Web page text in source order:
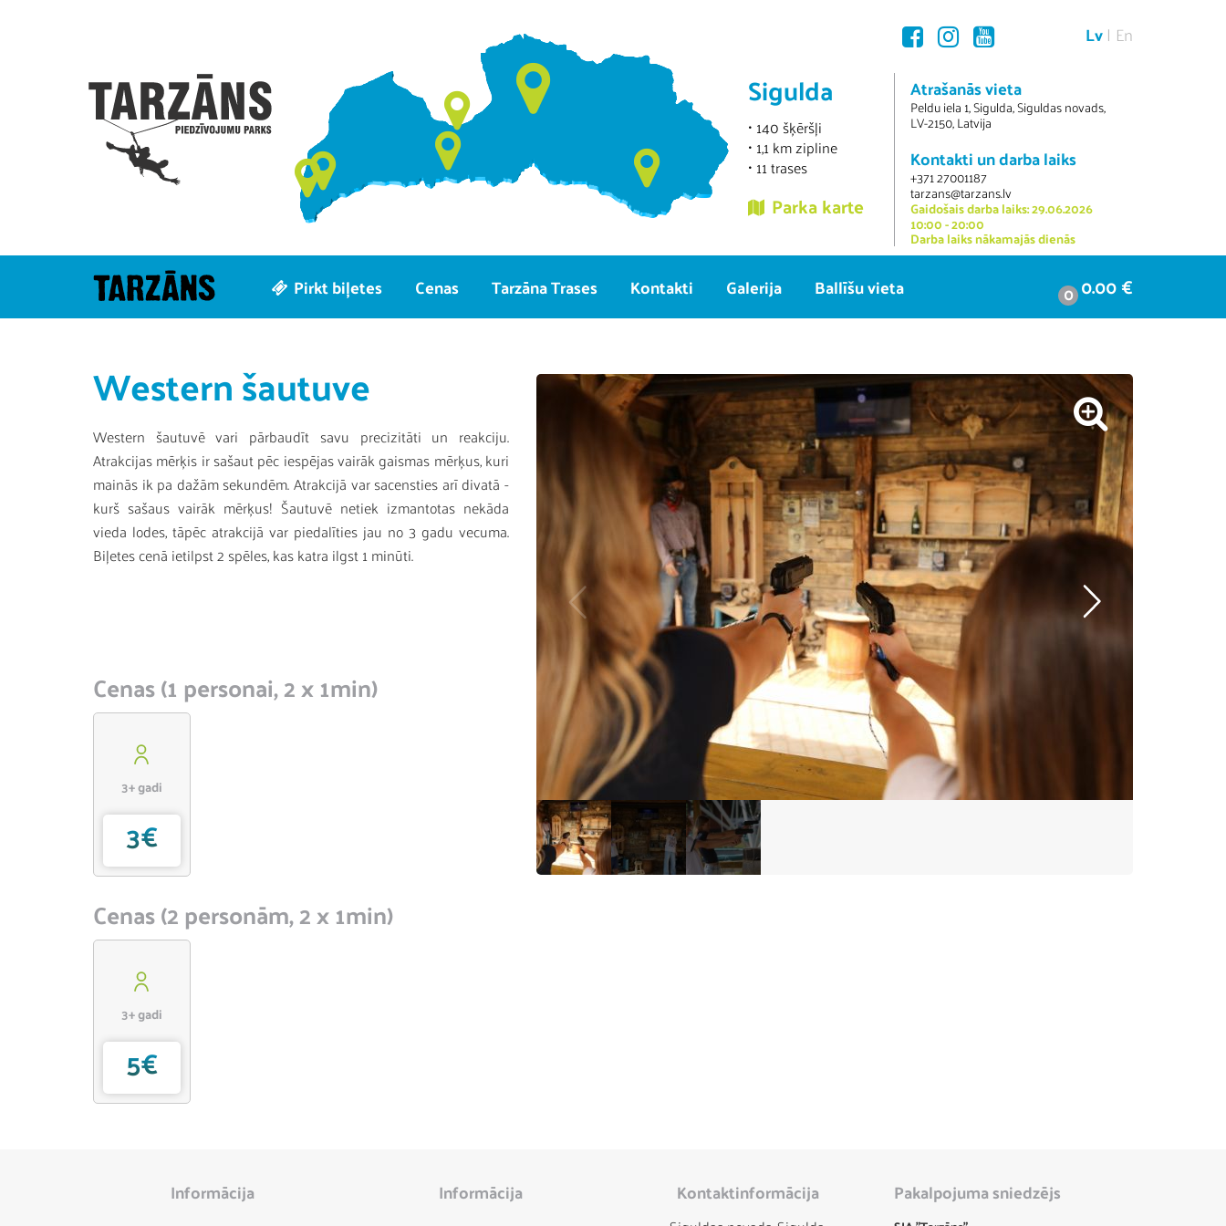
Lv En
Sigulda
140 šķēršļi
1,1 km zipline
11 trases
Parka karte
Atrašanās vieta
Peldu iela 1, Sigulda, Siguldas novads,
LV-2150, Latvija
Kontakti un darba laiks
+371 27001187
tarzans@tarzans.lv
Gaidošais darba laiks: 29.06.2026
10:00 - 20:00
Darba laiks nākamajās dienās
Pirkt biļetes Cenas Tarzāna Trases Kontakti Galerija Ballīšu vieta 0 0.00 €
Western šautuve
Western šautuvē vari pārbaudīt savu precizitāti un reakciju.
Atrakcijas mērķis ir sašaut pēc iespējas vairāk gaismas mērķus, kuri
mainās ik pa dažām sekundēm. Atrakcijā var sacensties arī divatā -
kurš sašaus vairāk mērķus! Šautuvē netiek izmantotas nekāda
vieda lodes, tāpēc atrakcijā var piedalīties jau no 3 gadu vecuma.
Biļetes cenā ietilpst 2 spēles, kas katra ilgst 1 minūti.
Cenas (1 personai, 2 x 1min)
3+ gadi
3€
Cenas (2 personām, 2 x 1min)
3+ gadi
5€
Informācija Informācija Kontaktinformācija Pakalpojuma sniedzējs